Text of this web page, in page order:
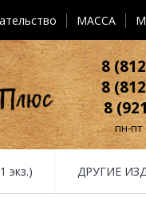
MACCA
8
8
8
пн-пт
экз.) ДРУГИЕ